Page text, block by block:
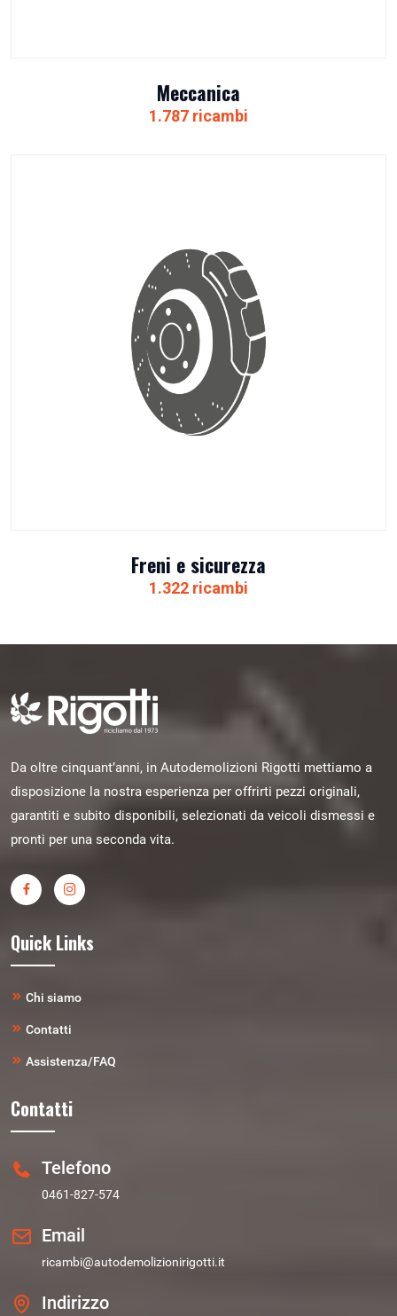
Meccanica
1.787 ricambi
Freni e sicurezza
1.322 ricambi
Da oltre cinquant’anni, in Autodemolizioni Rigotti mettiamo a
disposizione la nostra esperienza per offrirti pezzi originali,
garantiti e subito disponibili, selezionati da veicoli dismessi e
pronti per una seconda vita.
Quick Links
Chi siamo
Contatti
Assistenza/FAQ
Contatti
Telefono
0461-827-574
Email
ricambi@autodemolizionirigotti.it
Indirizzo